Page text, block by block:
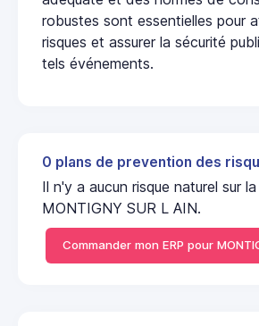
robustes sont essentielles pour
risques et assurer la sécurité
tels événements.
0 plans de prevention des
Il n'y a aucun risque naturel sur
MONTIGNY SUR L AIN.
Commander mon ERP pour